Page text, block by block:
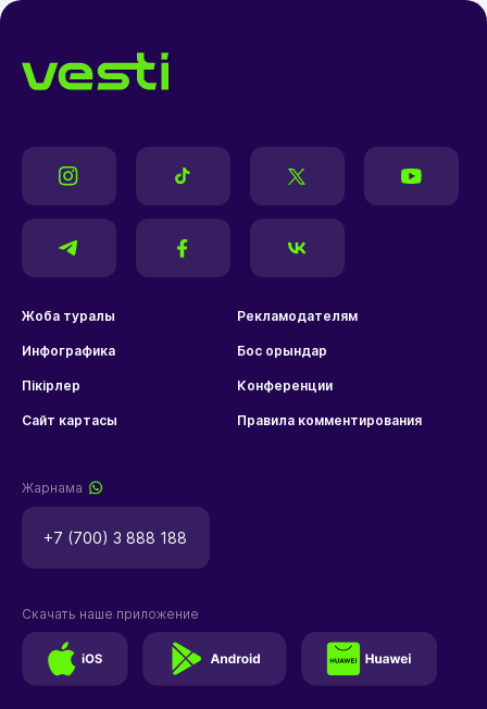
Жоба туралы Рекламодателям
Инфографика Бос орындар
Пікірлер Конференции
Сайт картасы Правила комментирования
Жарнама
+7 (700) 3 888 188
Скачать наше приложение